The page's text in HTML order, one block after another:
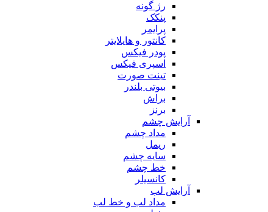
رژ گونه
پنکک
پرایمر
کانتور و هایلایتر
پودر فیکس
اسپری فیکس
تینت صورت
بیوتی بلندر
براش
برنز
آرایش چشم
مداد چشم
ریمل
سایه چشم
خط چشم
کانسیلر
آرایش لب
مداد لب و خط لب